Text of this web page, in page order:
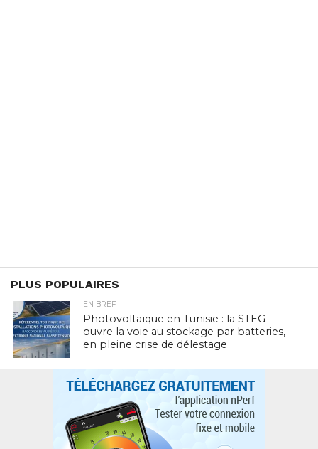
PLUS POPULAIRES
EN BREF
Photovoltaïque en Tunisie : la STEG
ouvre la voie au stockage par batteries,
en pleine crise de délestage